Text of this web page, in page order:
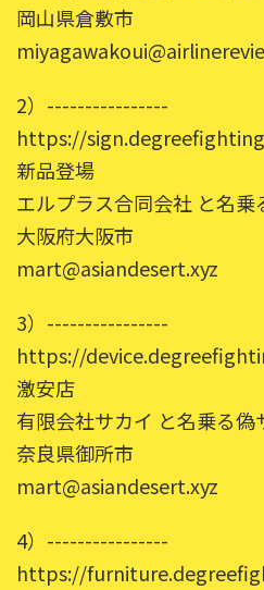
岡山県倉敷市
2）----------------
https://
新品登場
エルプラス合同会社 と名乗
大阪府大阪市
mart@asiandesert.xyz
3）----------------
https://
激安店
有限会社サカイ と名乗る偽
奈良県御所市
mart@asiandesert.xyz
4）----------------
https://